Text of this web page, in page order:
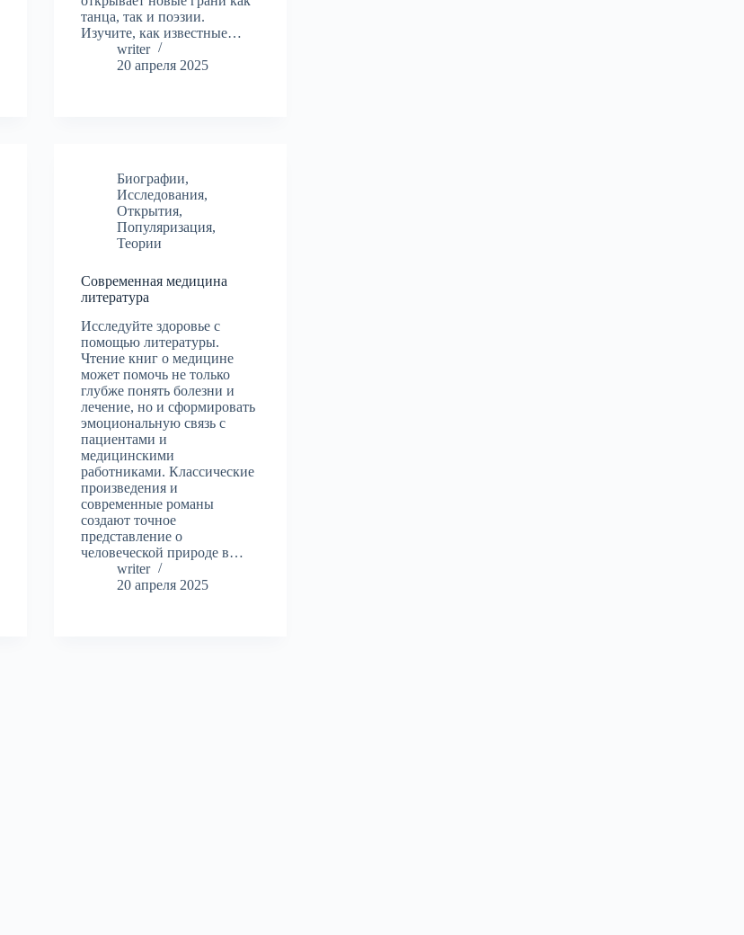
танца, так и поэзии.
Изучите, как известные…
writer
20 апреля 2025
Биографии,
Исследования,
Открытия,
Популяризация,
Теории
Современная медицина
литература
Исследуйте здоровье с
помощью литературы.
Чтение книг о медицине
может помочь не только
глубже понять болезни и
лечение, но и сформировать
эмоциональную связь с
пациентами и
медицинскими
работниками. Классические
произведения и
современные романы
создают точное
представление о
человеческой природе в…
writer
20 апреля 2025